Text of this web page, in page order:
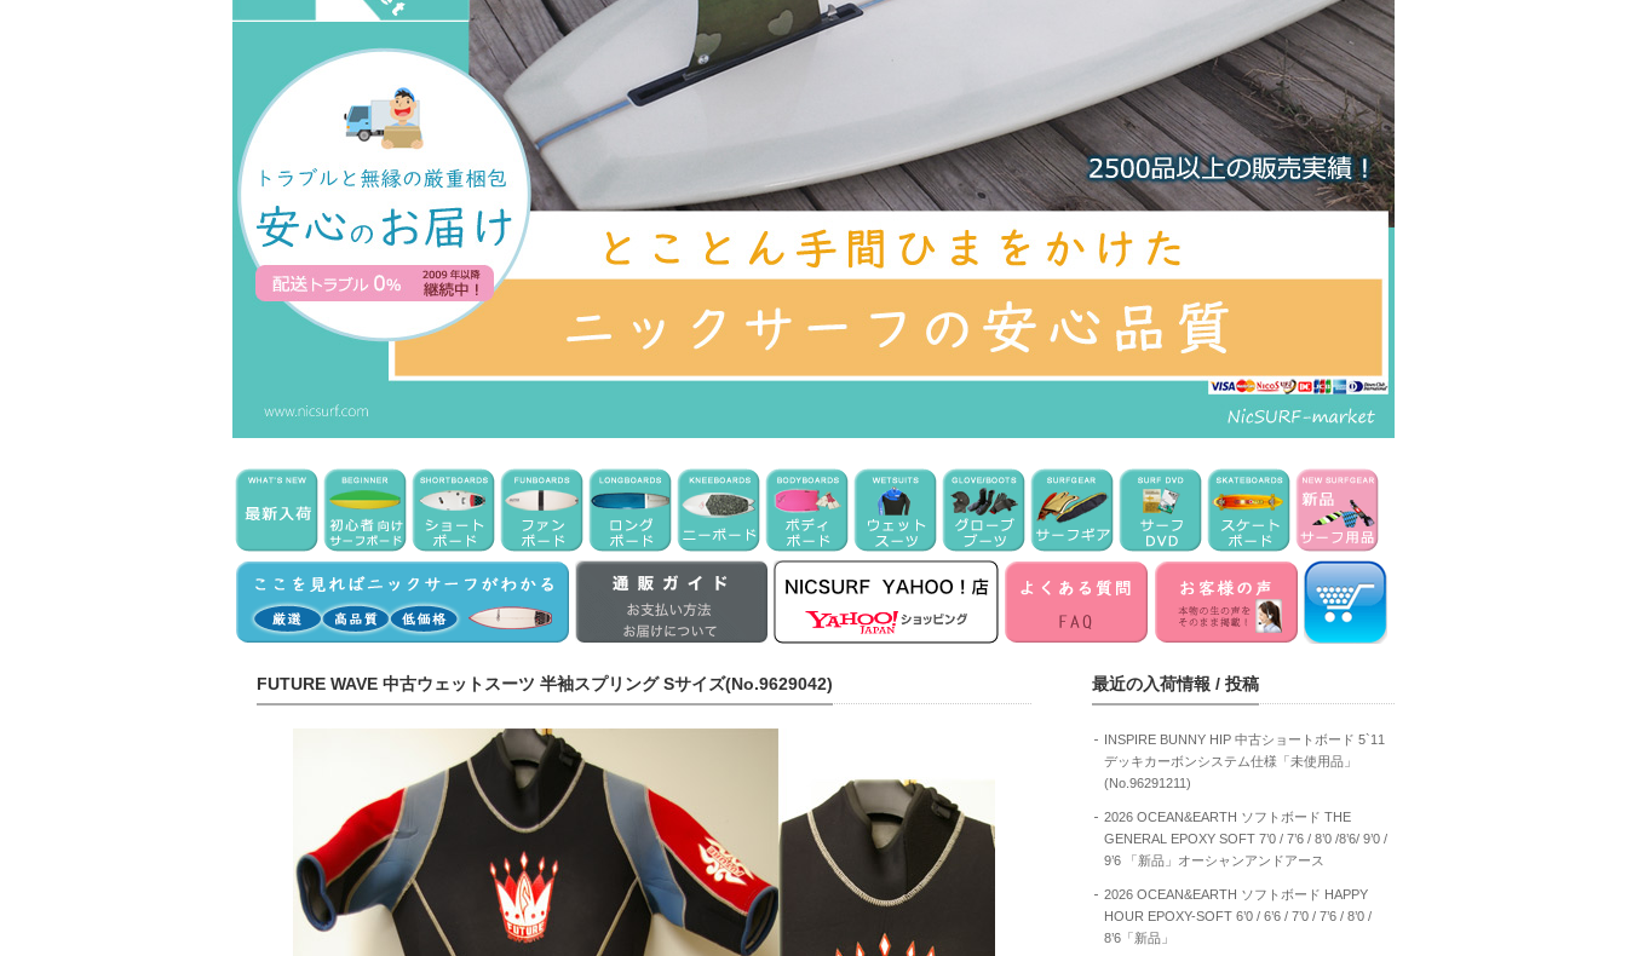
FUTURE WAVE 中古ウェットスーツ 半袖スプリング Sサイズ(No.9629042) 最近の入荷情報 / 投稿
INSPIRE BUNNY HIP 中古ショートボード 5`11
デッキカーボンシステム仕様「未使用品」
(No.96291211)
2026 OCEAN&EARTH ソフトボード THE
GENERAL EPOXY SOFT 7’0 / 7’6 / 8’0 /8’6/ 9’0 /
9’6 「新品」オーシャンアンドアース
2026 OCEAN&EARTH ソフトボード HAPPY
HOUR EPOXY-SOFT 6’0 / 6’6 / 7’0 / 7’6 / 8’0 /
8’6「新品」